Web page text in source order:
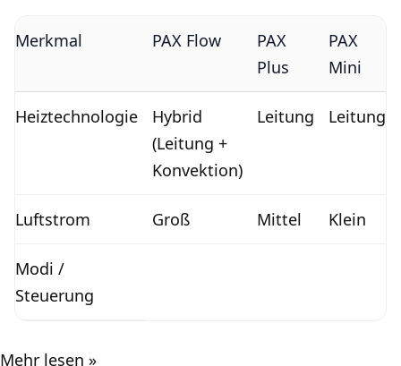
Merkmal PAX Flow
PAX
Plus
PAX
Mini
Heiztechnologie
Hybrid
(Leitung +
Konvektion)
Leitung Leitung
Luftstrom Groß Mittel Klein
Modi /
Steuerung
Mehr lesen »